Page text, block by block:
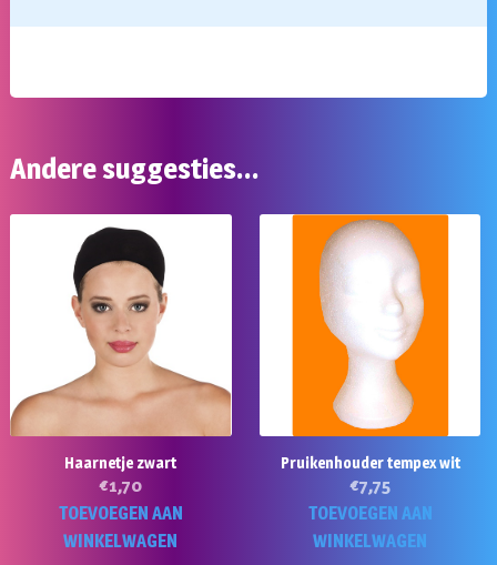
Andere suggesties…
Haarnetje zwart
€1,70
TOEVOEGEN AAN
WINKELWAGEN
Pruikenhouder tempex wit
€7,75
TOEVOEGEN AAN
WINKELWAGEN